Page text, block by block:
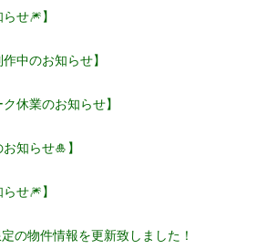
せ🎆】
中のお知らせ】
休業のお知らせ】
知らせ🎍】
せ🎆】
の物件情報を更新致しました！